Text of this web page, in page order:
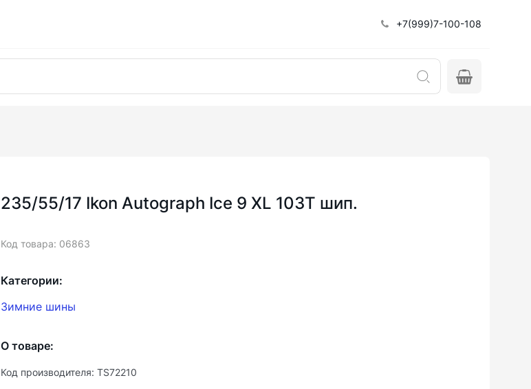
+7(999)7-100-108
235/55/17 Ikon Autograph Ice 9 XL 103T шип.
Код товара: 06863
Категории:
Зимние шины
О товаре:
Код производителя: TS72210